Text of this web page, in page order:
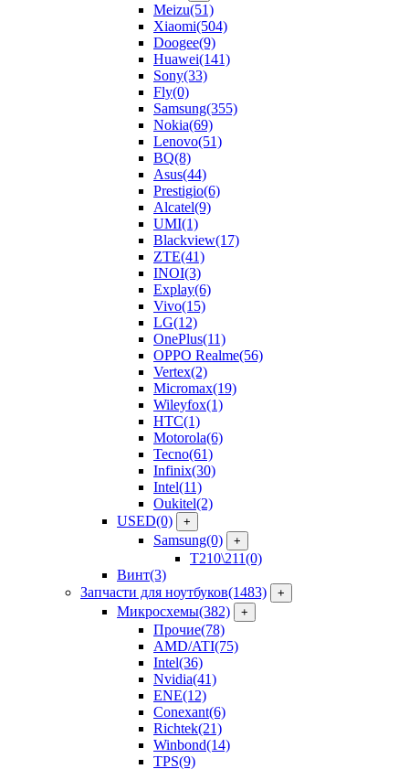
Meizu(51)
Xiaomi(504)
Doogee(9)
Huawei(141)
Sony(33)
Fly(0)
Samsung(355)
Nokia(69)
Lenovo(51)
BQ(8)
Asus(44)
Prestigio(6)
Alcatel(9)
UMI(1)
Blackview(17)
ZTE(41)
INOI(3)
Explay(6)
Vivo(15)
LG(12)
OnePlus(11)
OPPO Realme(56)
Vertex(2)
Micromax(19)
Wileyfox(1)
HTC(1)
Motorola(6)
Tecno(61)
Infinix(30)
Intel(11)
Oukitel(2)
USED(0) +
Samsung(0) +
T210\211(0)
Винт(3)
Запчасти для ноутбуков(1483) +
Микросхемы(382) +
Прочие(78)
AMD/ATI(75)
Intel(36)
Nvidia(41)
ENE(12)
Conexant(6)
Richtek(21)
Winbond(14)
TPS(9)